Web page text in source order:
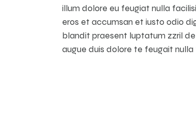
illum dolore eu feugiat nulla
eros et accumsan et iusto odio
blandit praesent luptatum zzril
augue duis dolore te feugait nulla